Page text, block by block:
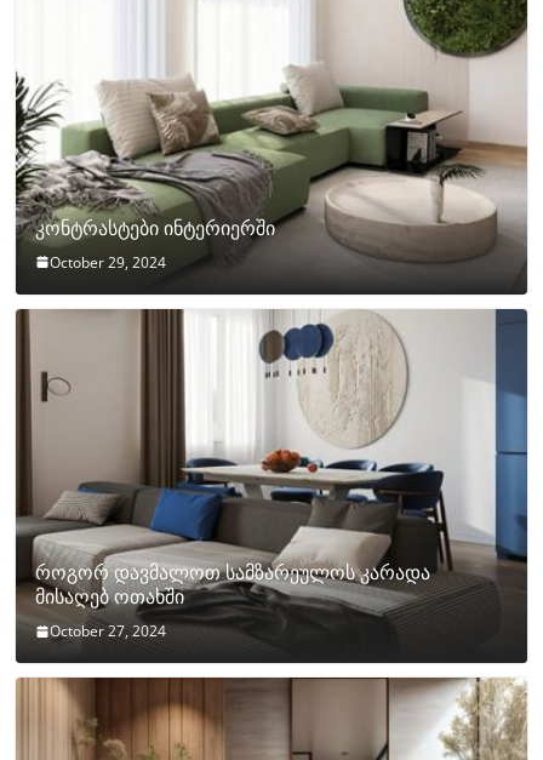
კონტრასტები ინტერიერში
October 29, 2024
როგორ დავმალოთ სამზარეულოს კარადა
მისაღებ ოთახში
October 27, 2024